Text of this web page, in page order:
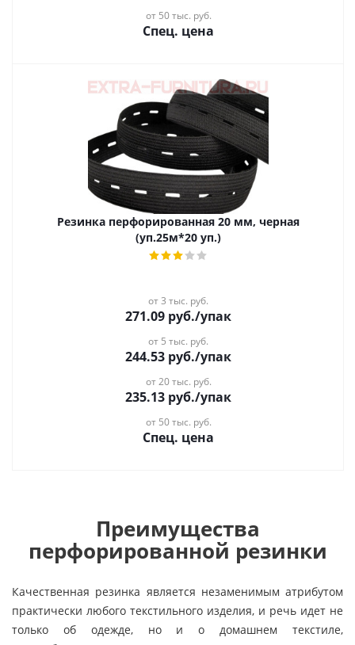
от 50 тыс. руб.
Спец. цена
Резинка перфорированная 20 мм, черная
(уп.25м*20 уп.)
от 3 тыс. руб.
271.09 руб./упак
от 5 тыс. руб.
244.53 руб./упак
от 20 тыс. руб.
235.13 руб./упак
от 50 тыс. руб.
Спец. цена
Преимущества
перфорированной резинки
Качественная резинка является незаменимым атрибутом
практически любого текстильного изделия, и речь идет не
только об одежде, но и о домашнем текстиле,